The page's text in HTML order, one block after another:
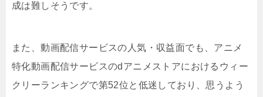
成は難しそうです。
また、動画配信サービスの人気・収益面でも、アニメ
特化動画配信サービスのdアニメストアにおけるウィー
クリーランキングで第52位と低迷しており、思うよう